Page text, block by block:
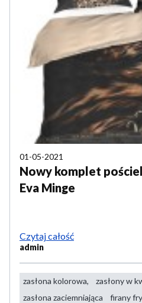
01-05-2021
Nowy komplet
Eva Minge
Czytaj całość
admin
zasłona kolorowa,
zasłony w
zasłona zaciemniająca
firany